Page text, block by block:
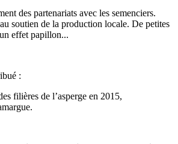
des partenariats avec les semenciers.
soutien de la production locale. De petites
effet papillon...
:
filières de l’asperge en 2015,